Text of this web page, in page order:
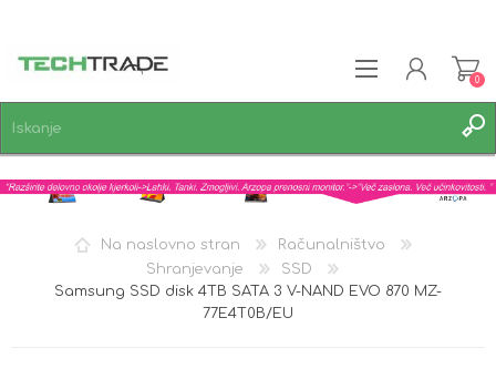
PRIJAVA
0
Na naslovno stran
Računalništvo
Shranjevanje
SSD
Samsung SSD disk 4TB SATA 3 V-NAND EVO 870 MZ-
77E4T0B/EU